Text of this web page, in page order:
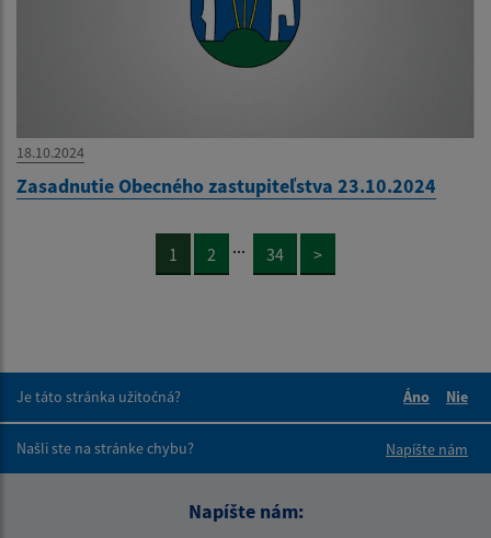
18.10.2024
Zasadnutie Obecného zastupiteľstva 23.10.2024
1 2 ... 34 >
Je táto stránka užitočná?
Áno
Nie
Našli ste na stránke chybu?
Napíšte nám
Napíšte nám: